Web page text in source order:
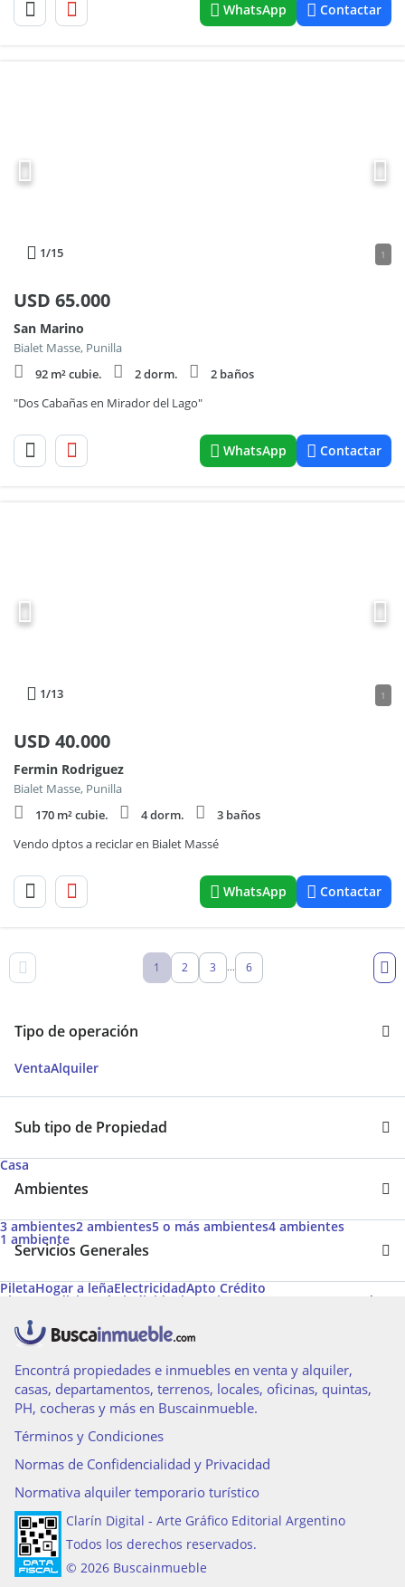
WhatsApp Contactar
1/15 1
USD 65.000
San Marino
Bialet Masse, Punilla
92 m² cubie.
2 dorm.
2 baños
"Dos Cabañas en Mirador del Lago"
WhatsApp Contactar
1/13 1
USD 40.000
Fermin Rodriguez
Bialet Masse, Punilla
170 m² cubie.
4 dorm.
3 baños
Vendo dptos a reciclar en Bialet Massé
WhatsApp Contactar
1 2 3 ... 6
Tipo de operación
VentaAlquiler
Sub tipo de Propiedad
Casa
Ambientes
3 ambientes2 ambientes5 o más ambientes4 ambientes
1 ambiente
Servicios Generales
PiletaHogar a leñaElectricidadApto Crédito
Aire acondicionado individual Permite Mascotas Gas envasado
Desayunador Calefacción
Encontrá propiedades e inmuebles en venta y alquiler,
casas, departamentos, terrenos, locales, oficinas, quintas,
PH, cocheras y más en Buscainmueble.
Términos y Condiciones
Normas de Confidencialidad y Privacidad
Normativa alquiler temporario turístico
Clarín Digital - Arte Gráfico Editorial Argentino
Todos los derechos reservados.
© 2026 Buscainmueble